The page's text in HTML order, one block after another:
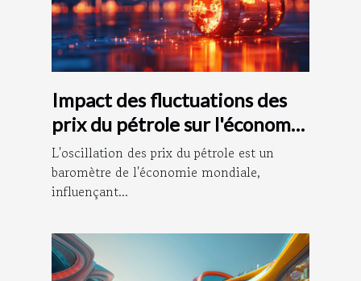
Impact des fluctuations des
prix du pétrole sur l'économie
mondiale
L'oscillation des prix du pétrole est un
baromètre de l'économie mondiale,
influençant...